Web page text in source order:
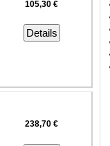
105,30 €
Details
238,70 €